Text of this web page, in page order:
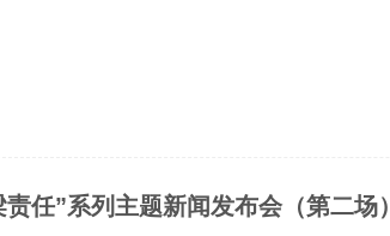
任”系列主题新闻发布会（第二场）